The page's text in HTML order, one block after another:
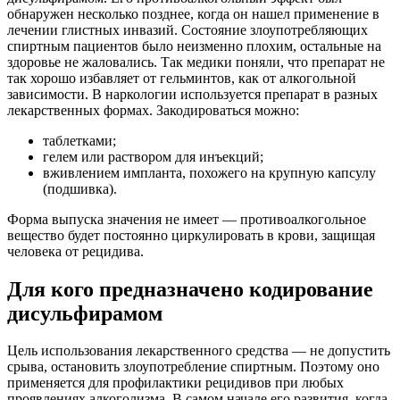
обнаружен несколько позднее, когда он нашел применение в
лечении глистных инвазий. Состояние злоупотребляющих
спиртным пациентов было неизменно плохим, остальные на
здоровье не жаловались. Так медики поняли, что препарат не
так хорошо избавляет от гельминтов, как от алкогольной
зависимости. В наркологии используется препарат в разных
лекарственных формах. Закодироваться можно:
таблетками;
гелем или раствором для инъекций;
вживлением импланта, похожего на крупную капсулу
(подшивка).
Форма выпуска значения не имеет — противоалкогольное
вещество будет постоянно циркулировать в крови, защищая
человека от рецидива.
Для кого предназначено кодирование
дисульфирамом
Цель использования лекарственного средства — не допустить
срыва, остановить злоупотребление спиртным. Поэтому оно
применяется для профилактики рецидивов при любых